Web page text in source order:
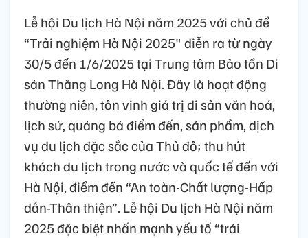
Lễ hội Du lịch Hà Nội năm 2025 với chủ đề
“Trải nghiệm Hà Nội 2025" diễn ra từ ngày
30/5 đến 1/6/2025 tại Trung tâm Bảo tồn Di
sản Thăng Long Hà Nội. Đây là hoạt động
thường niên, tôn vinh giá trị di sản văn hoá,
lịch sử, quảng bá điểm đến, sản phẩm, dịch
vụ du lịch đặc sắc của Thủ đô; thu hút
khách du lịch trong nước và quốc tế đến với
Hà Nội, điểm đến “An toàn-Chất lượng-Hấp
dẫn-Thân thiện”. Lễ hội Du lịch Hà Nội năm
2025 đặc biệt nhấn mạnh yếu tố “trải